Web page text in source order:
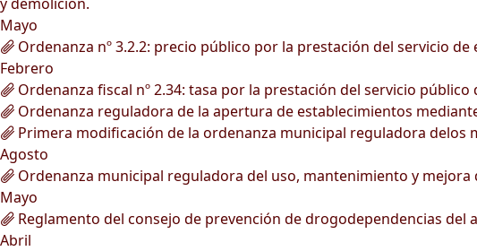
Mayo
Ordenanza nº 3.2.2: precio público por la prestación del servicio de
Febrero
Ordenanza fiscal nº 2.34: tasa por la prestación del servicio
Ordenanza reguladora de la apertura de establecimientos
Primera modificación de la ordenanza municipal reguladora delos
Agosto
Ordenanza municipal reguladora del uso, mantenimiento y mejora
Mayo
Reglamento del consejo de prevención de drogodependencias del
Abril